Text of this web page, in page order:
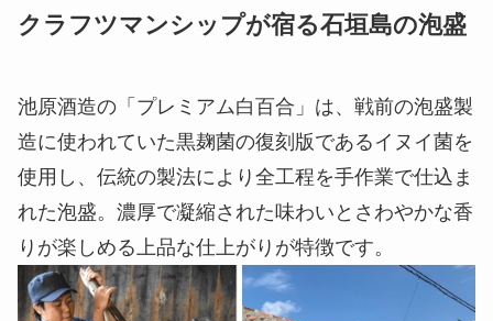
クラフツマンシップが宿る石垣島の泡盛
池原酒造の「プレミアム白百合」は、戦前の泡盛製
造に使われていた黒麹菌の復刻版であるイヌイ菌を
使用し、伝統の製法により全工程を手作業で仕込ま
れた泡盛。濃厚で凝縮された味わいとさわやかな香
りが楽しめる上品な仕上がりが特徴です。